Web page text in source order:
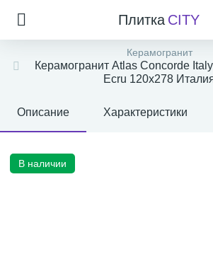
Плитка CITY
Керамогранит
Керамогранит Atlas Concorde
Ecru 120x278
Описание Характеристики
В наличии